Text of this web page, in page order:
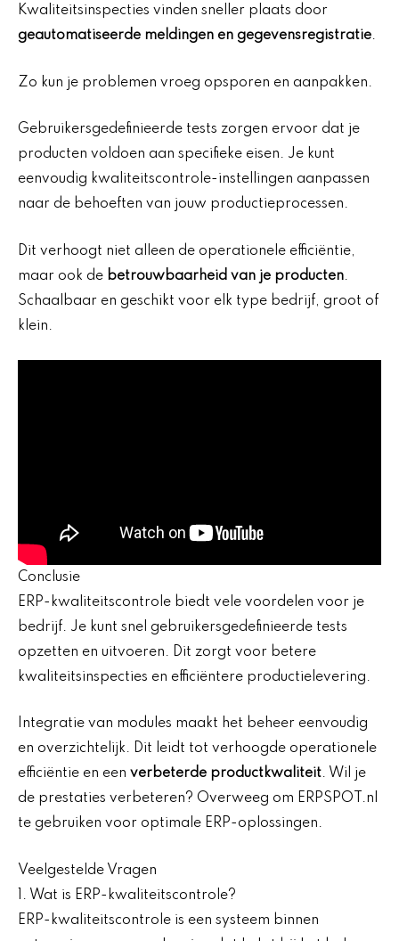
Kwaliteitsinspecties vinden sneller plaats door
geautomatiseerde meldingen en gegevensregistratie.
Zo kun je problemen vroeg opsporen en aanpakken.
Gebruikersgedefinieerde tests zorgen ervoor dat je
producten voldoen aan specifieke eisen. Je kunt
eenvoudig kwaliteitscontrole-instellingen aanpassen
naar de behoeften van jouw productieprocessen.
Dit verhoogt niet alleen de operationele efficiëntie,
maar ook de betrouwbaarheid van je producten.
Schaalbaar en geschikt voor elk type bedrijf, groot of
klein.
Conclusie
ERP-kwaliteitscontrole biedt vele voordelen voor je
bedrijf. Je kunt snel gebruikersgedefinieerde tests
opzetten en uitvoeren. Dit zorgt voor betere
kwaliteitsinspecties en efficiëntere productielevering.
Integratie van modules maakt het beheer eenvoudig
en overzichtelijk. Dit leidt tot verhoogde operationele
efficiëntie en een verbeterde productkwaliteit. Wil je
de prestaties verbeteren? Overweeg om ERPSPOT.nl
te gebruiken voor optimale ERP-oplossingen.
Veelgestelde Vragen
1. Wat is ERP-kwaliteitscontrole?
ERP-kwaliteitscontrole is een systeem binnen